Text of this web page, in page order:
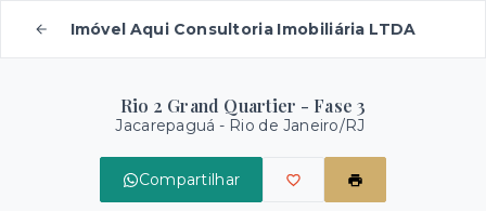
Imóvel Aqui Consultoria Imobiliária LTDA
Rio 2 Grand Quartier - Fase 3
Jacarepaguá - Rio de Janeiro/RJ
Compartilhar